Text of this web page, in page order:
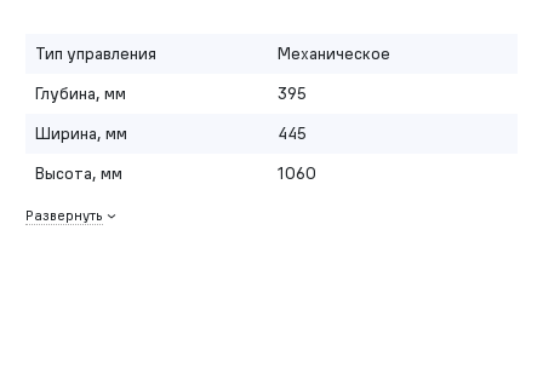
Тип управления
Механическое
Глубина, мм
395
Ширина, мм
445
Высота, мм
1060
Развернуть